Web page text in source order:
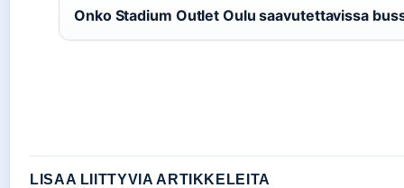
Onko Stadium Outlet Oulu saavutettavissa
LISAA LIITTYVIA ARTIKKELEITA